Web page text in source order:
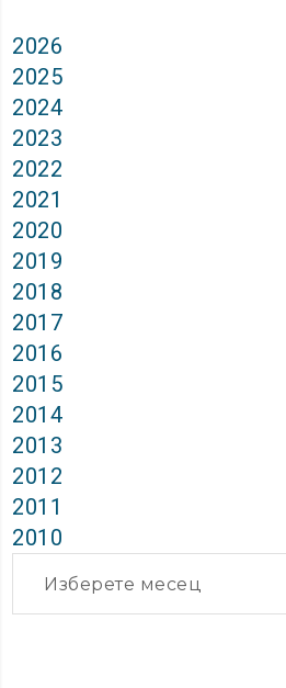
2026
2025
2024
2023
2022
2021
2020
2019
2018
2017
2016
2015
2014
2013
2012
2011
2010